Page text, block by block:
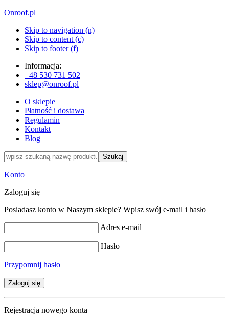
Onroof.pl
Skip to navigation (n)
Skip to content (c)
Skip to footer (f)
Informacja:
+48 530 731 502
sklep@onroof.pl
O sklepie
Płatność i dostawa
Regulamin
Kontakt
Blog
Szukaj
Konto
Zaloguj się
Posiadasz konto w Naszym sklepie? Wpisz swój e-mail i hasło
Adres e-mail
Hasło
Przypomnij hasło
Zaloguj się
Rejestracja nowego konta